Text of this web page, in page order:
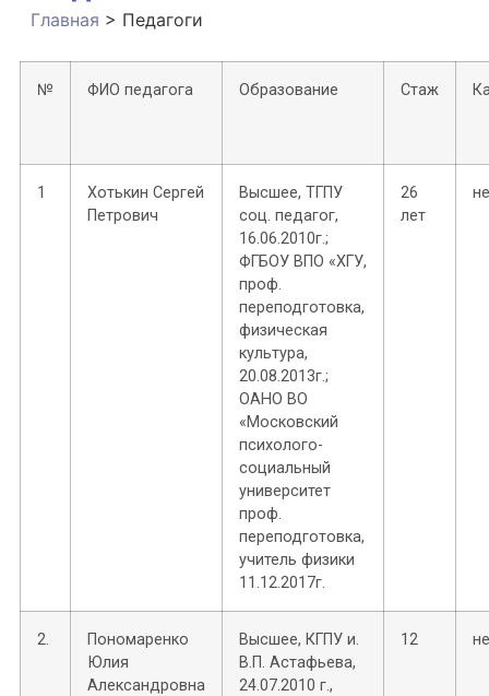
Главная > Педагоги
№ ФИО педагога Образование Стаж
1
Хотькин Сергей
Петрович
Высшее, ТГПУ
соц. педагог,
16.06.2010г.;
ФГБОУ ВПО «ХГУ,
проф.
переподготовка,
физическая
культура,
20.08.2013г.;
ОАНО ВО
«Московский
психолого-
социальный
университет
проф.
переподготовка,
учитель физики
11.12.2017г.
26
лет
2.
Пономаренко
Юлия
Александровна
Высшее, КГПУ и.
В.П. Астафьева,
24.07.2010 г.,
12